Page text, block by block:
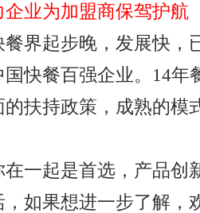
业为加盟商保驾护航
界起步晚，发展快，
快餐百强企业。14年
扶持政策，成熟的模
一起是首选，产品创
，如果想进一步了解，